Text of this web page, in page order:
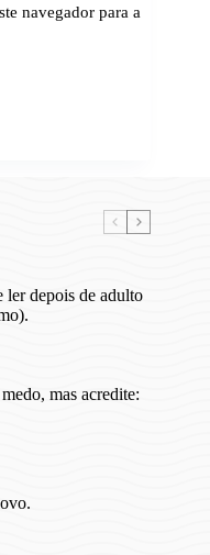
navegador para a
ler depois de adulto
mas acredite: